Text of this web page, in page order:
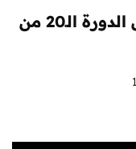
وزارة الثقافة تكشف تفاصيل الدورة الـ20 من